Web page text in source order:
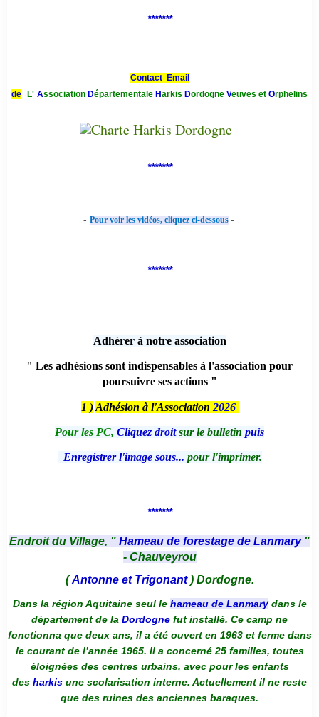
*******
Contact Email
de
L' Association Départementale Harkis Dordogne Veuves et Orphelins
*******
- Pour voir les vidéos, cliquez ci-dessous -
*******
Adhérer à notre association
" Les adhésions sont indispensables à l'association pour
poursuivre ses actions "
1 ) Adhésion à l'Association 2026
Pour les PC, Cliquez droitsur le bulletin puis
Enregistrer l'image sous... pour l'imprimer.
*******
Endroit du Village, " Hameau de forestage de Lanmary "
- Chauveyrou
(Antonne et Trigonant) Dordogne.
Dans la région Aquitaine seul le hameau de Lanmarydans le
département de la Dordogne fut installé. Ce camp ne
fonctionna que deux ans, il a été ouvert en 1963 et ferme dans
le courant de l’année 1965. Il a concerné 25 familles, toutes
éloignées des centres urbains, avec pour les enfants
des harkis une scolarisation interne. Actuellement il ne reste
que des ruines des anciennes baraques.